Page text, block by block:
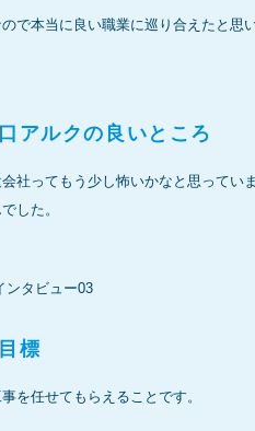
で本当に良い職業に巡り合えたと思
アルクの良いところ
社ってもう少し怖いかなと思ってい
した。
標
を任せてもらえることです。